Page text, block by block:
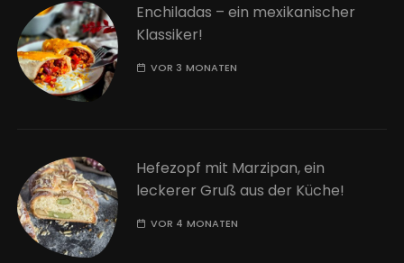
Enchiladas – ein mexikanischer
Klassiker!
VOR 3 MONATEN
Hefezopf mit Marzipan, ein
leckerer Gruß aus der Küche!
VOR 4 MONATEN